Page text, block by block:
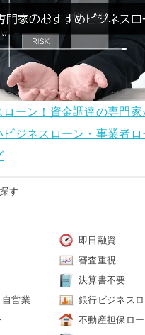
ーン！資金調達の専門家
ビジネスローン・事業者ロ
す
即日融資
審査重視
決算書不要
営業 銀行ビジネス
不動産担保ロー